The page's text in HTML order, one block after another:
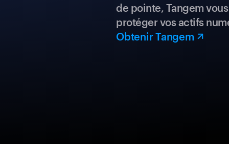
de pointe, Tangem
protéger vos actifs
Obtenir Tangem